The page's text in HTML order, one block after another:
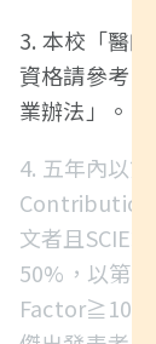
3. 本校「醫
資格請參考
業辦法」。
4. 五年內以
Contribution)
文者且SCIE
50%，以第
Factor≧10之